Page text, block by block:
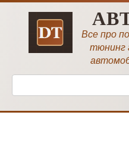
Перейти
Все про
тюнинг
Поиск: